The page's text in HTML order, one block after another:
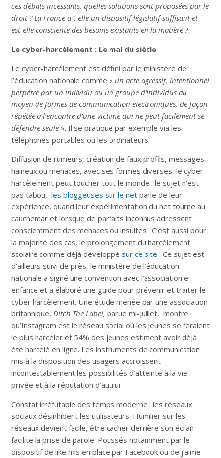
ces débats incessants, quelles solutions sont proposées par le
droit ? La France a t-elle un dispositif législatif suffisant et
est-elle consciente des besoins existants en la matière ?
Le cyber-harcèlement : Le mal du siècle
Le cyber-harcèlement est défini par le ministère de
l’éducation nationale comme « un acte agressif, intentionnel
perpétré par un individu ou un groupe d’individus au
moyen de formes de communication électroniques, de façon
répétée à l’encontre d’une victime qui ne peut facilement se
défendre seule ». Il se pratique par exemple via les
téléphones portables ou les ordinateurs.
Diffusion de rumeurs, création de faux profils, messages
haineux ou menaces, avec ses formes diverses, le cyber-
harcèlement peut toucher tout le monde : le sujet n’est
pas tabou, les bloggeuses sur le netparle de leur
expérience, quand leur expérimentation du net tourne au
cauchemar et lorsque de parfaits inconnus adressent
consciemment des menaces ou insultes. C’est aussi pour
la majorité des cas, le prolongement du harcèlement
scolaire comme déjà développé sur ce site : Ce sujet est
d’ailleurs suivi de près, le ministère de l’éducation
nationale a signé une convention avec l’association e-
enfance et a élaboré une guide pour prévenir et traiter le
cyber harcèlement. Une étude menée par une association
britannique, Ditch The Label, parue mi-juillet, montre
qu’Instagram est le réseau social où les jeunes se feraient
le plus harceler et 54% des jeunes estiment avoir déjà
été harcelé en ligne. Les instruments de communication
mis à la disposition des usagers accroissent
incontestablement les possibilités d’atteinte à la vie
privée et à la réputation d’autrui.
Constat irréfutable des temps moderne : les réseaux
sociaux désinhibent les utilisateurs. Humilier sur les
réseaux devient facile, être cacher derrière son écran
facilite la prise de parole. Poussés notamment par le
dispositif de like mis en place par Facebook ou de j’aime